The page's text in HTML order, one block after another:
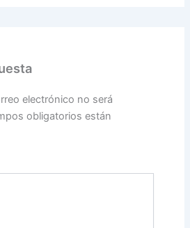
electrónico no será
obligatorios están